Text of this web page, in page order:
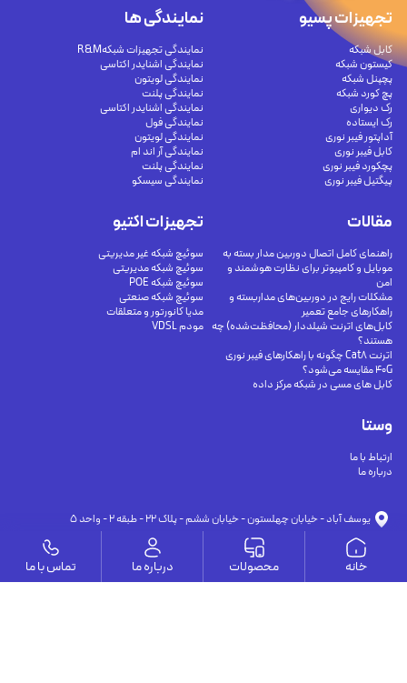
وستا
ارتباط با ما
درباره ما
تجهیزات پسیو
کابل شبکه
کیستون شبکه
پچپنل شبکه
پچ کورد شبکه
رک دیواری
رک ایستاده
آداپتور فیبر نوری
کابل فیبر نوری
پچکورد فیبر نوری
پیگتیل فیبر نوری
تجهیزات اکتیو
سوئیچ شبکه غیر مدیریتی
سوئیچ شبکه مدیریتی
سوئیچ شبکه POE
سوئیچ شبکه صنعتی
مدیا کانورتور و متعلقات
مودم VDSL
نمایندگی ها
نمایندگی تجهیزات شبکهR&M
نمایندگی اشنایدر اکتاسی
نمایندگی لویتون
نمایندگی پلنت
نمایندگی اشنایدر اکتاسی
نمایندگی فول
نمایندگی لویتون
نمایندگی آر اند ام
نمایندگی پلنت
نمایندگی سیسکو
مقالات
راهنمای کامل اتصال دوربین مدار بسته به
موبایل و کامپیوتر برای نظارت هوشمند و
امن
مشکلات رایج در دوربین‌های مداربسته و
راهکارهای جامع تعمیر
کابل‌های اترنت شیلددار (محافظت‌شده) چه
هستند؟
اترنت Cat8 چگونه با راهکارهای فیبر نوری
40G مقایسه می‌شود؟
کابل های مسی در شبکه مرکز داده
يوسف آباد - خيابان چهلستون - خيابان ششم - پلاك ٢٢ - طبقه ٢ - واحد ٥
info@vesta-com.com
09126394251
09191302116
خانه محصولات درباره ما تماس با ما